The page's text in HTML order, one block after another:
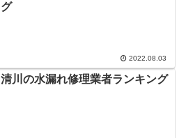
グ
2022.08.03
清川の水漏れ修理業者ランキング